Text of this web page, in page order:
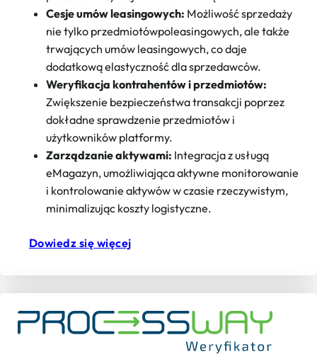
Cesje umów leasingowych: Możliwość sprzedaży
nie tylko przedmiotówpoleasingowych, ale także
trwających umów leasingowych, co daje
dodatkową elastyczność dla sprzedawców.
Weryfikacja kontrahentów i przedmiotów:
Zwiększenie bezpieczeństwa transakcji poprzez
dokładne sprawdzenie przedmiotów i
użytkowników platformy.
Zarządzanie aktywami: Integracja z usługą
eMagazyn, umożliwiająca aktywne monitorowanie
i kontrolowanie aktywów w czasie rzeczywistym,
minimalizując koszty logistyczne.
Dowiedz się więcej